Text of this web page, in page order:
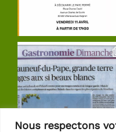
Nous respectons